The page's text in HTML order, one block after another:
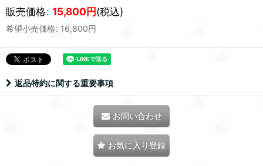
販売価格: 15,800円(税込)
希望小売価格: 16,800円
返品特約に関する重要事項
お問い合わせ
お気に入り登録